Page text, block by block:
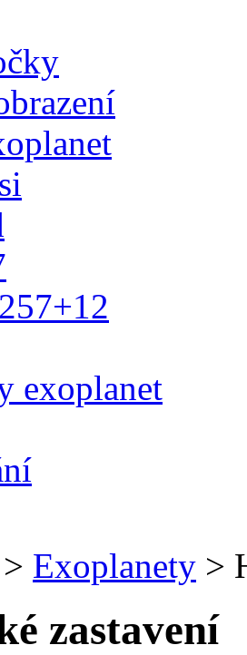
exoplanet
> Exoplanety >
zastavení